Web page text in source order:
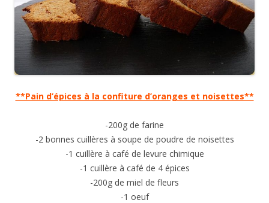
**Pain d’épices à la confiture d’oranges et noisettes**
-200g de farine
-2 bonnes cuillères à soupe de poudre de noisettes
-1 cuillère à café de levure chimique
-1 cuillère à café de 4 épices
-200g de miel de fleurs
-1 oeuf